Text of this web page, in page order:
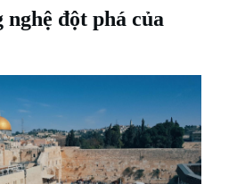
nghệ đột phá của